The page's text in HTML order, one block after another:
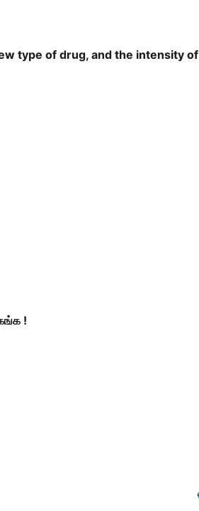
type of drug, and the intensity of
!